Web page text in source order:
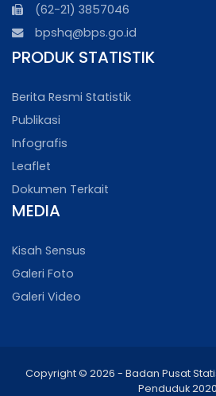
(62-21) 3857046
bpshq@bps.go.id
PRODUK STATISTIK
Berita Resmi Statistik
Publikasi
Infografis
Leaflet
Dokumen Terkait
MEDIA
Kisah Sensus
Galeri Foto
Galeri Video
Copyright © 2026 - Badan Pusat
Penduduk 2020